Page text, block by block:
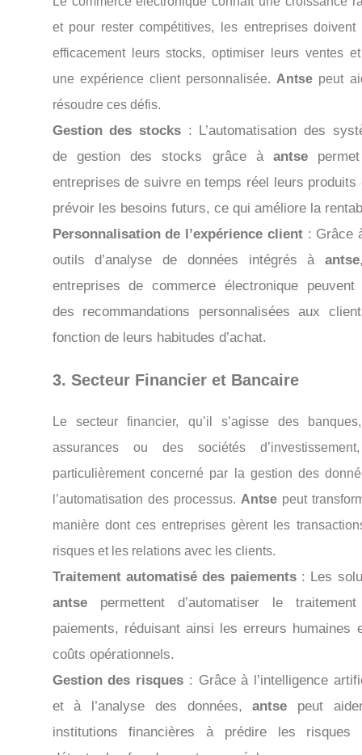
et pour rester compétitives, les entreprises doivent
efficacement leurs stocks, optimiser leurs ventes
une expérience client personnalisée. Antse peut
résoudre ces défis.
Gestion des stocks : L’automatisation des
de gestion des stocks grâce àantse
entreprises de suivre en temps réel leurs produits
prévoir les besoins futurs, ce qui améliore la
Personnalisation de l’expérience client: Grâce
outils d’analyse de données intégrés à antse
entreprises de commerce électronique peuvent
des recommandations personnalisées aux
fonction de leurs habitudes d’achat.
3. Secteur Financier et Bancaire
Le secteur financier, qu’il s’agisse des
assurances ou des sociétés
particulièrement concerné par la gestion des
l’automatisation des processus. Antsepeut
manière dont ces entreprises gèrent les
risques et les relations avec les clients.
Traitement automatisé des paiements: Les
antsepermettent d’automatiser le
paiements, réduisant ainsi les erreurs humaines
coûts opérationnels.
Gestion des risques : Grâce à l’intelligence
et à l’analyse des données,antse peut
institutions financières à prédire les